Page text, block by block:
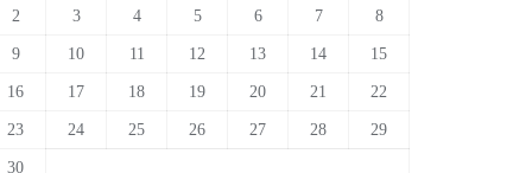
2 3 4 5 6 7 8
9 10 11 12 13 14 15
16 17 18 19 20 21 22
23 24 25 26 27 28 29
30